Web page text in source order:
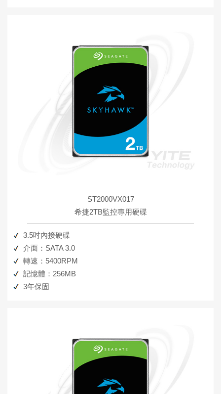
ST2000VX017
希捷2TB監控專用硬碟
3.5吋內接硬碟
介面：SATA 3.0
轉速：5400RPM
記憶體：256MB
3年保固